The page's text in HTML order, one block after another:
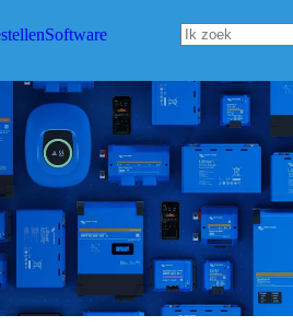
Software